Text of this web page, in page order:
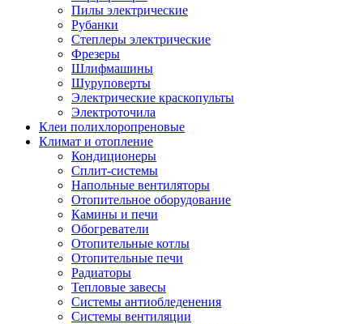
Пилы электрические
Рубанки
Степлеры электрические
Фрезеры
Шлифмашины
Шуруповерты
Электрические краскопульты
Электроточила
Клеи полихлоропреновые
Климат и отопление
Кондиционеры
Сплит-системы
Напольные вентиляторы
Отопительное оборудование
Камины и печи
Обогреватели
Отопительные котлы
Отопительные печи
Радиаторы
Тепловые завесы
Системы антиобледенения
Системы вентиляции